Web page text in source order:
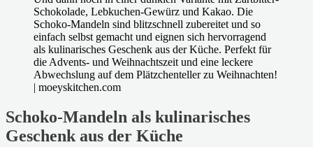
Schoko-Mandeln als kulinarisches
Geschenk aus der Küche